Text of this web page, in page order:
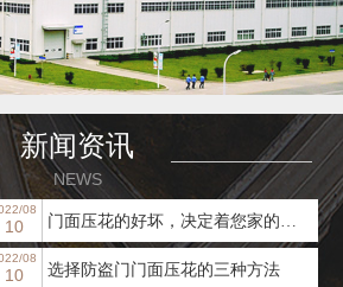
新闻资讯
NEWS
08
10
08
10 选择防盗门门面压花的三种方法